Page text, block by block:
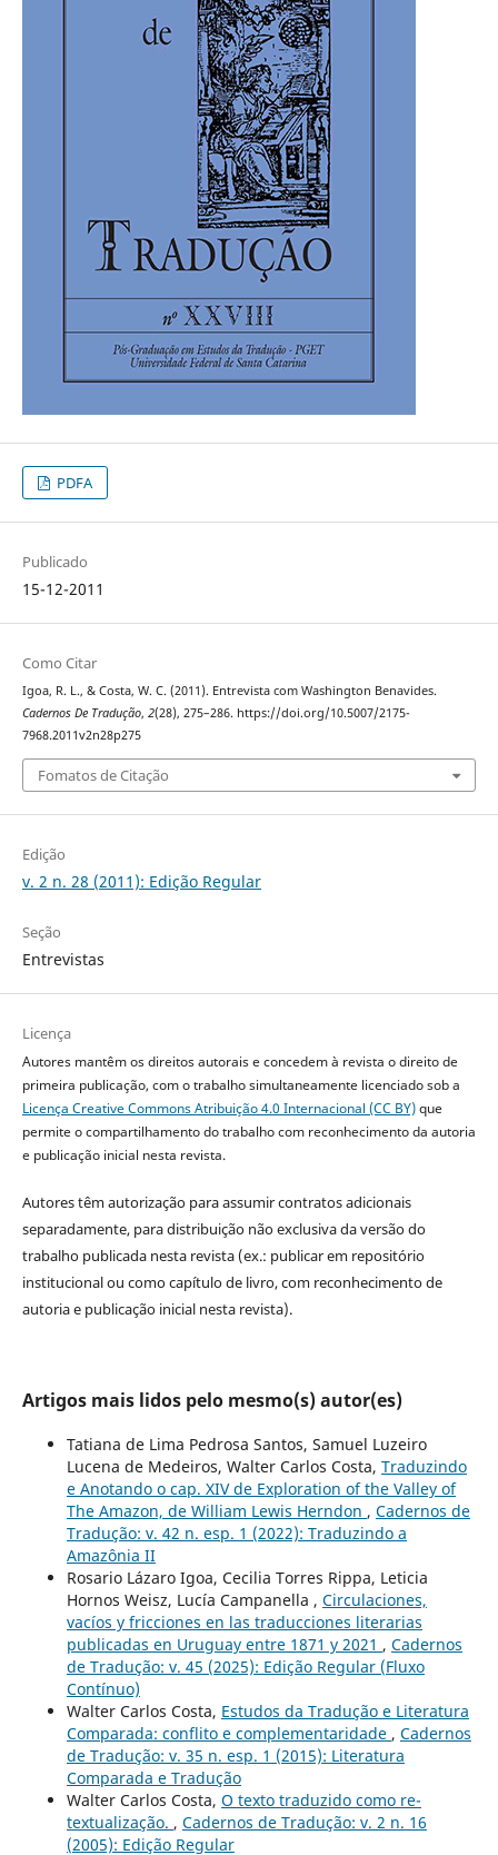
PDFA
Publicado
15-12-2011
Como Citar
Igoa, R. L., & Costa, W. C. (2011). Entrevista com Washington Benavides.
Cadernos De Tradução, 2(28), 275–286. https://doi.org/10.5007/2175-
7968.2011v2n28p275
Fomatos de Citação
Edição
v. 2 n. 28 (2011): Edição Regular
Seção
Entrevistas
Licença
Autores mantêm os direitos autorais e concedem à revista o direito de
primeira publicação, com o trabalho simultaneamente licenciado sob a
Licença Creative Commons Atribuição 4.0 Internacional (CC BY)que
permite o compartilhamento do trabalho com reconhecimento da autoria
e publicação inicial nesta revista.
Autores têm autorização para assumir contratos adicionais
separadamente, para distribuição não exclusiva da versão do
trabalho publicada nesta revista (ex.: publicar em repositório
institucional ou como capítulo de livro, com reconhecimento de
autoria e publicação inicial nesta revista).
Artigos mais lidos pelo mesmo(s) autor(es)
Tatiana de Lima Pedrosa Santos, Samuel Luzeiro
Lucena de Medeiros, Walter Carlos Costa, Traduzindo
e Anotando o cap. XIV de Exploration of the Valley of
The Amazon, de William Lewis Herndon , Cadernos de
Tradução: v. 42 n. esp. 1 (2022): Traduzindo a
Amazônia II
Rosario Lázaro Igoa, Cecilia Torres Rippa, Leticia
Hornos Weisz, Lucía Campanella , Circulaciones,
vacíos y fricciones en las traducciones literarias
publicadas en Uruguay entre 1871 y 2021 , Cadernos
de Tradução: v. 45 (2025): Edição Regular (Fluxo
Contínuo)
Walter Carlos Costa, Estudos da Tradução e Literatura
Comparada: conflito e complementaridade , Cadernos
de Tradução: v. 35 n. esp. 1 (2015): Literatura
Comparada e Tradução
Walter Carlos Costa, O texto traduzido como re-
textualização. , Cadernos de Tradução: v. 2 n. 16
(2005): Edição Regular